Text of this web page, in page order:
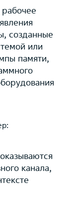
созданные
или
памяти,
канала,